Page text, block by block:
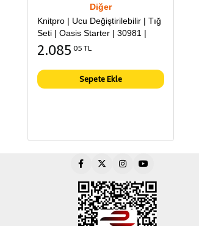
Diğer
Knitpro | Ucu Değiştirilebilir | Tığ
Seti | Oasis Starter | 30981 |
2.085 05 TL
Sepete Ekle